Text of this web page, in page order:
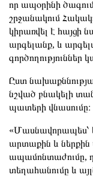
որ ապօրինի
շրջանակում
կիրառվել է հայցի
արգելանք, և
գործողություններ
Ըստ
նշված բնակելի
պատերի վնասումը։
«Մասնավորապես՝
արտաքին և
ապամոնտաժումը,
տեղահանումը և